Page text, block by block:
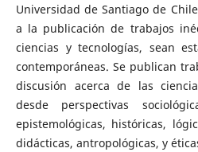
Universidad de Santiago de
a la publicación de trabajos
ciencias y tecnologías, sean
contemporáneas. Se publican
discusión acerca de las
desde perspectivas
epistemológicas, históricas,
didácticas, antropológicas, y